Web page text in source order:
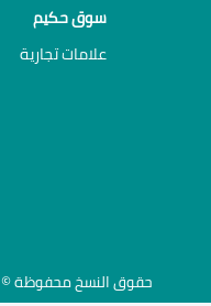
سوق حكيم
علامات تجارية
حقوق النسخ محفوظة © 2020 لدى